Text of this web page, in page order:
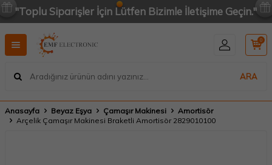
"Toplu Siparişler İçin Lütfen Bizimle İletişime Geçin."
ARA
0
Anasayfa Beyaz Eşya Çamaşır Makinesi
Amortisör
Arçelik Çamaşır Makinesi Braketli Amortisör 2829010100